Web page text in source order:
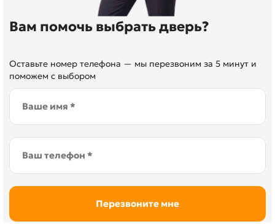
Вам помочь выбрать дверь?
Оставьте номер телефона — мы перезвоним за 5 минут и
поможем с выбором